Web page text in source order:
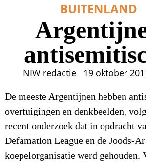
BUITENLAND
NIW redactie 19 oktober
De meeste Argentijnen hebben
overtuigingen en denkbeelden,
recent onderzoek dat in opdracht
Defamation League en de Joods-
koepelorganisatie werd gehouden.